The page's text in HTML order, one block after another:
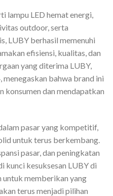
lampu LED hemat energi,
outdoor, serta
LUBY berhasil memenuhi
efisiensi, kualitas, dan
yang diterima LUBY,
bahwa brand ini
konsumen dan mendapatkan
pasar yang kompetitif,
untuk terus berkembang.
pasar, dan peningkatan
kunci kesuksesan LUBY di
untuk memberikan yang
terus menjadi pilihan